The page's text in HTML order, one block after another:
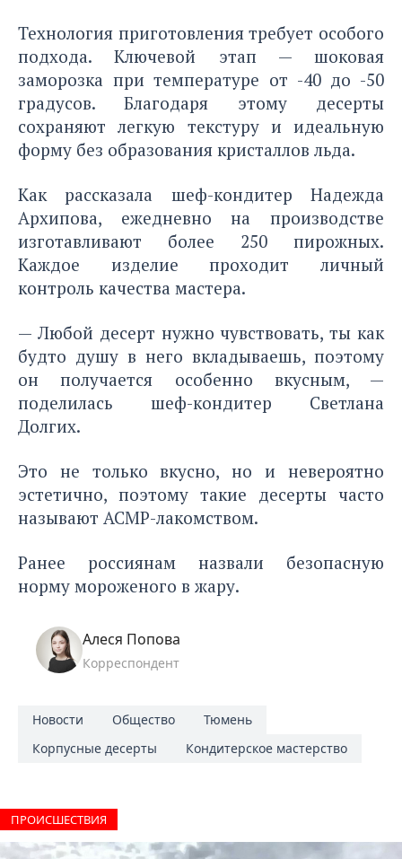
Технология приготовления требует особого
подхода. Ключевой этап — шоковая
заморозка при температуре от -40 до -50
градусов. Благодаря этому десерты
сохраняют легкую текстуру и идеальную
форму без образования кристаллов льда.
Как рассказала шеф-кондитер Надежда
Архипова, ежедневно на производстве
изготавливают более 250 пирожных.
Каждое изделие проходит личный
контроль качества мастера.
— Любой десерт нужно чувствовать, ты как
будто душу в него вкладываешь, поэтому
он получается особенно вкусным, —
поделилась шеф-кондитер Светлана
Долгих.
Это не только вкусно, но и невероятно
эстетично, поэтому такие десерты часто
называют АСМР-лакомством.
Ранее россиянам назвали безопасную
норму мороженого в жару.
Алеся Попова
Корреспондент
Новости Общество
Тюмень
Корпусные десерты
Кондитерское мастерство
ПРОИCШЕСТВИЯ